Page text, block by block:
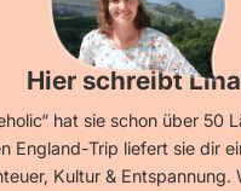
Hier schreibt
hat sie schon über 50
England-Trip liefert sie dir
Kultur & Entspannung.